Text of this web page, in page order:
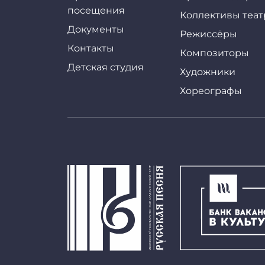
посещения
Документы
Контакты
Детская студия
Коллективы
Режиссёры
Композиторы
Художники
Хореографы